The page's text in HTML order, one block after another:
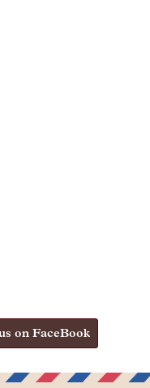
on FaceBook